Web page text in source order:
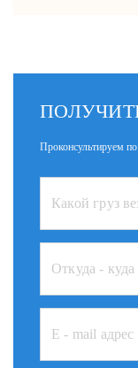
Проконсультируем